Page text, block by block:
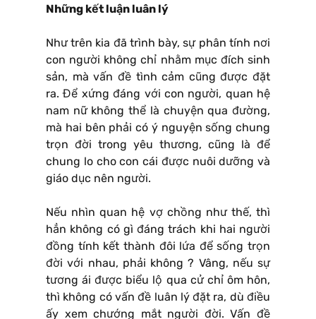
Những kết luận luân lý
Như trên kia đã trình bày, sự phân tính nơi
con người không chỉ nhằm mục đích sinh
sản, mà vấn đề tình cảm cũng được đặt
ra. Để xứng đáng với con người, quan hệ
nam nữ không thể là chuyện qua đường,
mà hai bên phải có ý nguyện sống chung
trọn đời trong yêu thương, cũng là để
chung lo cho con cái được nuôi dưỡng và
giáo dục nên người.
Nếu nhìn quan hệ vợ chồng như thế, thì
hẳn không có gì đáng trách khi hai người
đồng tính kết thành đôi lứa để sống trọn
đời với nhau, phải không ? Vâng, nếu sự
tương ái được biểu lộ qua cử chỉ ôm hôn,
thì không có vấn đề luân lý đặt ra, dù điều
ấy xem chướng mắt người đời. Vấn đề